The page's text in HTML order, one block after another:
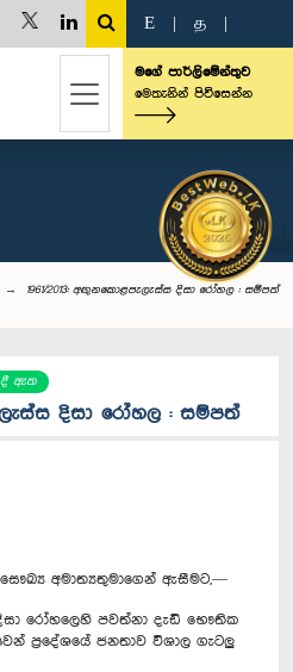
E த
මගේ පාර්ලිමේන්තුව
මෙතැනින් පිවිසෙන්න
1961/2013: අඟුනකොළපැලැස්ස දිසා රෝහල : සම්පත්
දී ඇත
දිසා රෝහල : සම්පත්
අමාත්‍යතුමාගෙන් ඇසීමට,—
රෝහලෙහි පවත්නා දැඩි භෞතික
ප්‍රදේශයේ ජනතාව විශාල ගැටලු